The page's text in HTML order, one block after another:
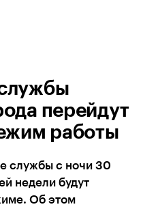
перейдут
работы
службы с ночи 30
недели будут
Об этом